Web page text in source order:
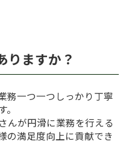
りますか？
務一つ一つしっかり丁寧
んが円滑に業務を行える
の満足度向上に貢献でき